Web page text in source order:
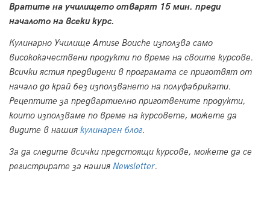
Вратите на училището отварят 15 мин. преди
началото на всеки курс.
Кулинарно Училище Amuse Bouche използва само
висококачествени продукти по време на своите курсове.
Всички ястия предвидени в програмата се приготвят от
начало до край без използването на полуфабрикати.
Рецептите за предвартиелно приготвените продукти,
които използваме по време на курсовете, можете да
видите в нашия кулинарен блог.
За да следите всички предстоящи курсове, можете да се
регистрирате за нашия Newsletter.